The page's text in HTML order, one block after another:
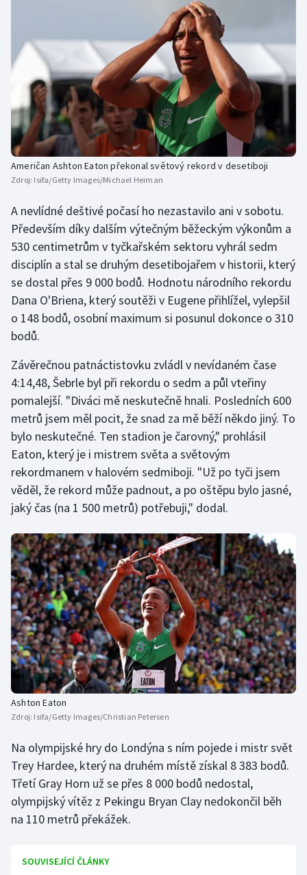
Lezení
Lyže a snowboard
Moderní pětiboj
Motorsport
Olympijské hry
Parasport
Plavání
Plážový volejbal
Ragby
Rychlobruslení
Rychlostní kanoistika
Short track
Sportovní střelba
Stolní tenis
Triatlon
Veslování
Vodní slalom
Volejbal
Ostatní
Američan Ashton Eaton překonal světový rekord v desetiboji
Zdroj: Isifa/Getty Images/Michael Heiman
A nevlídné deštivé počasí ho nezastavilo ani v sobotu.
Především díky dalším výtečným běžeckým výkonům a
530 centimetrům v tyčkařském sektoru vyhrál sedm
disciplín a stal se druhým desetibojařem v historii, který
se dostal přes 9 000 bodů. Hodnotu národního rekordu
Dana O'Briena, který soutěži v Eugene přihlížel, vylepšil
o 148 bodů, osobní maximum si posunul dokonce o 310
bodů.
Závěrečnou patnáctistovku zvládl v nevídaném čase
4:14,48, Šebrle byl při rekordu o sedm a půl vteřiny
pomalejší. "Diváci mě neskutečně hnali. Posledních 600
metrů jsem měl pocit, že snad za mě běží někdo jiný. To
bylo neskutečné. Ten stadion je čarovný," prohlásil
Eaton, který je i mistrem světa a světovým
rekordmanem v halovém sedmiboji. "Už po tyči jsem
věděl, že rekord může padnout, a po oštěpu bylo jasné,
jaký čas (na 1 500 metrů) potřebuji," dodal.
Ashton Eaton
Zdroj: Isifa/Getty Images/Christian Petersen
Na olympijské hry do Londýna s ním pojede i mistr svět
Trey Hardee, který na druhém místě získal 8 383 bodů.
Třetí Gray Horn už se přes 8 000 bodů nedostal,
olympijský vítěz z Pekingu Bryan Clay nedokončil běh
na 110 metrů překážek.
SOUVISEJÍCÍ ČLÁNKY